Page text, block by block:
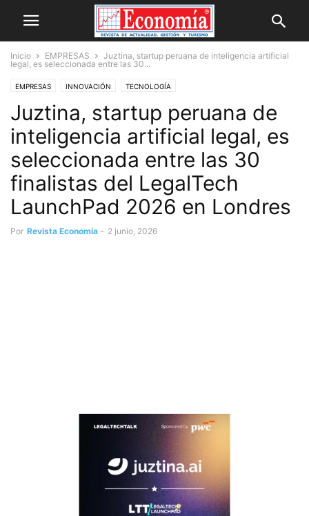
Inicio EMPRESAS
Juztina, startup peruana de inteligencia artificial
legal, es seleccionada entre las 30...
EMPRESAS INNOVACIÓN TECNOLOGÍA
Juztina, startup peruana de
inteligencia artificial legal, es
seleccionada entre las 30
finalistas del LegalTech
LaunchPad 2026 en Londres
Por Revista Economía - 2 junio, 2026